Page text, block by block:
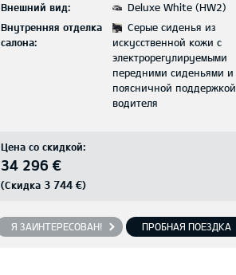
Внешний вид:
Deluxe White (HW2)
Внутренняя отделка
салона:
Серые сиденья из
искусственной кожи с
электрорегулируемыми
передними сиденьями и
поясничной поддержкой
водителя
Цена со скидкой:
34 296 €
(Скидка 3 744 €)
Я ЗАИНТЕРЕСОВАН! ПРОБНАЯ ПОЕЗДКА